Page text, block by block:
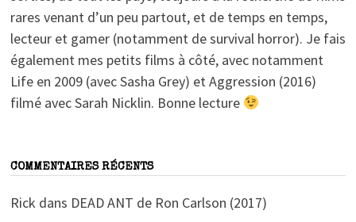
rares venant d’un peu partout, et de temps en temps,
lecteur et gamer (notamment de survival horror). Je fais
également mes petits films à côté, avec notamment
Life en 2009 (avec Sasha Grey) et Aggression (2016)
filmé avec Sarah Nicklin. Bonne lecture
COMMENTAIRES RÉCENTS
Rick dans DEAD ANT de Ron Carlson (2017)